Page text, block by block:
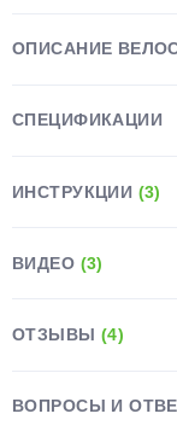
ОПИСАНИЕ
СПЕЦИФИКАЦИИ
ИНСТРУКЦИИ (3)
ВИДЕО (3)
ОТЗЫВЫ (4)
ВОПРОСЫ И